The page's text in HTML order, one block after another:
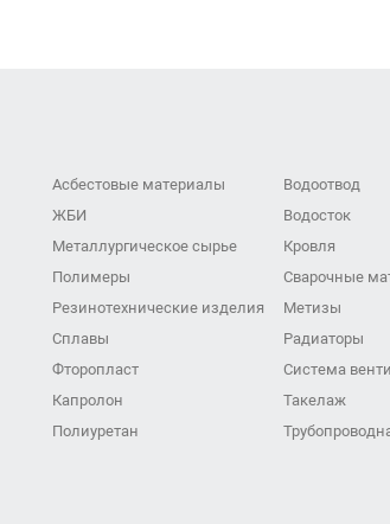
Асбестовые материалы
ЖБИ
Металлургическое сырье
Полимеры
Резинотехнические изделия
Сплавы
Фторопласт
Капролон
Полиуретан
Водоотвод
Водосток
Кровля
Сварочные
Метизы
Радиаторы
Система
Такелаж